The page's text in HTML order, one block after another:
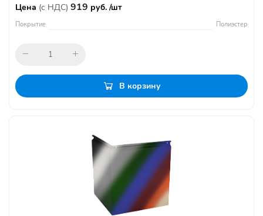
Цена (с НДС) 919 руб. /шт
Покрытие Полиэстер
В корзину